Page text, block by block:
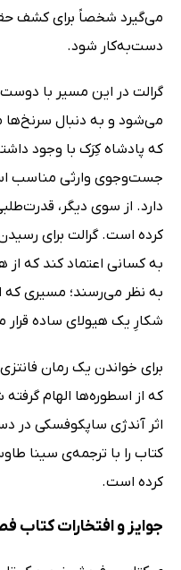
می‌گیرد شخصاً برای کشف
دست‌به‌کار شود.
گرالت در این مسیر با
می‌شود و به دنبال سرنخ‌ها
که پادشاه کِرَک با وجود
جست‌وجوی وارثی مناسب
دارد. از سوی دیگر،
کرده است. گرالت برای
به کسانی اعتماد کند که
به نظر می‌رسند؛ مسیری که
شکارِ یک هیولای ساده
برای خواندن یک رمان
که از اسطوره‌ها الهام
اثر آندژی ساپکوفسکی در
کتاب را با ترجمه‌ی سینا
کرده است.
جوایز و افتخارات کتاب